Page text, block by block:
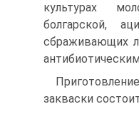
культурах
болгарской,
сбраживающих
закваски